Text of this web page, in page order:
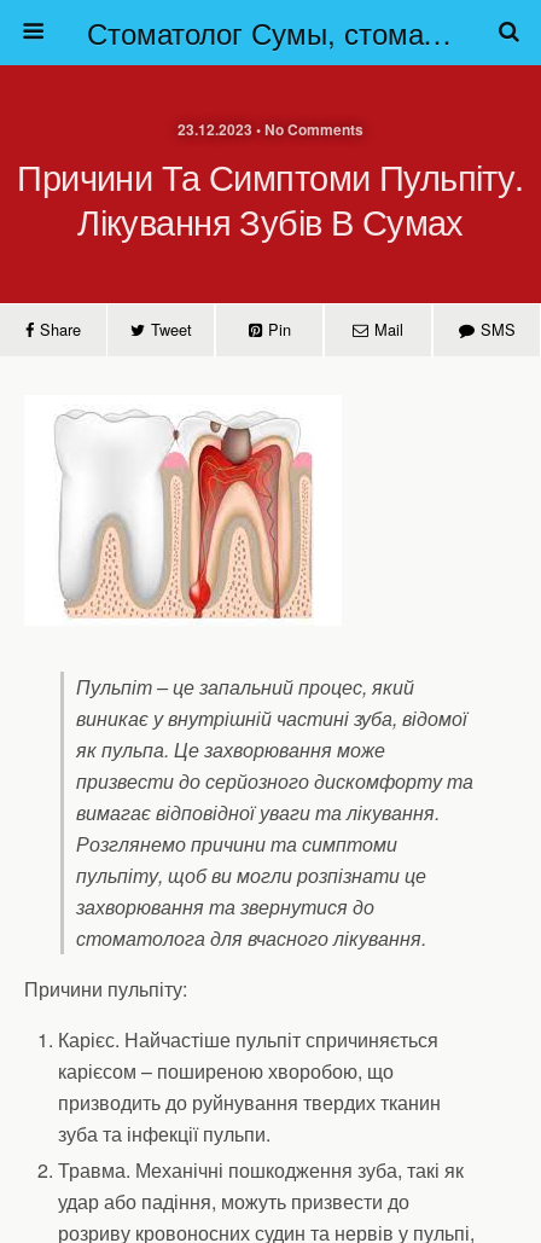
Стоматолог Сумы, стоматологические клиники Сумы, детская стоматология в Сумах. | Частная стоматология Сумы
23.12.2023 • No Comments
Причини Та Симптоми Пульпіту.
Лікування Зубів В Сумах
Share Tweet Pin Mail SMS
Пульпіт – це запальний процес, який
виникає у внутрішній частині зуба, відомої
як пульпа. Це захворювання може
призвести до серйозного дискомфорту та
вимагає відповідної уваги та лікування.
Розглянемо причини та симптоми
пульпіту, щоб ви могли розпізнати це
захворювання та звернутися до
стоматолога для вчасного лікування.
Причини пульпіту:
Карієс. Найчастіше пульпіт спричиняється
карієсом – поширеною хворобою, що
призводить до руйнування твердих тканин
зуба та інфекції пульпи.
Травма. Механічні пошкодження зуба, такі як
удар або падіння, можуть призвести до
розриву кровоносних судин та нервів у пульпі,